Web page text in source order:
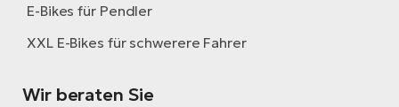
E-Bikes für Pendler
XXL E-Bikes für schwerere Fahrer
Wir beraten Sie